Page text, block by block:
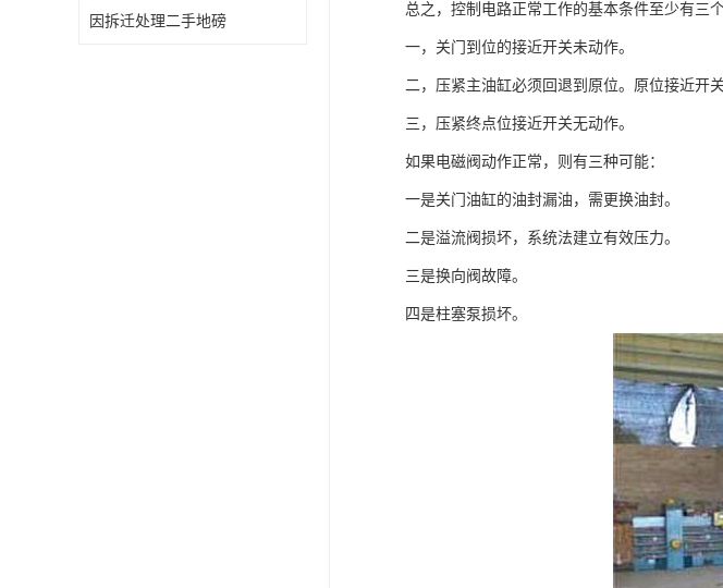
因拆迁处理二手地磅
总之，控制电路正常工作的基本条件至少有三个
一，关门到位的接近开关未动作。
二，压紧主油缸必须回退到原位。原位接近开关
三，压紧终点位接近开关无动作。
如果电磁阀动作正常，则有三种可能：
一是关门油缸的油封漏油，需更换油封。
二是溢流阀损坏，系统法建立有效压力。
三是换向阀故障。
四是柱塞泵损坏。